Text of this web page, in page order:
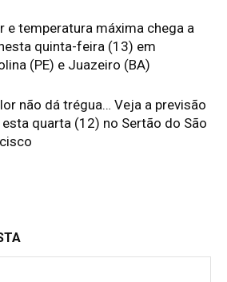
e temperatura máxima chega a
quinta-feira (13) em
(PE) e Juazeiro (BA)
não dá trégua… Veja a previsão
esta quarta (12) no Sertão do São